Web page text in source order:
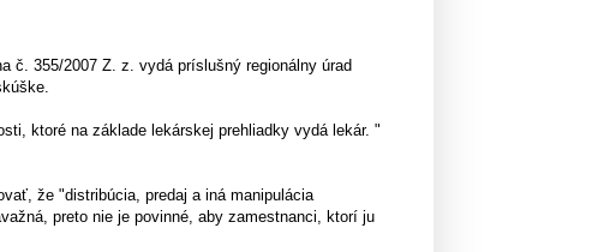
č. 355/2007 Z. z. vydá príslušný regionálny úrad
ktoré na základe lekárskej prehliadky vydá lekár. "
že "distribúcia, predaj a iná manipulácia
preto nie je povinné, aby zamestnanci, ktorí ju